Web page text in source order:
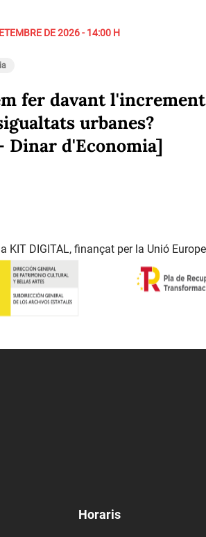
DE 2026 - 14:00 H
fer davant l'increment
urbanes?
d'Economia]
DIGITAL, finançat per la Unió
Horaris